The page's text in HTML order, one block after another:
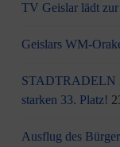
TV Geislar lädt
Geislars WM-
STADTRADELN
starken 33. Platz!
Ausflug des